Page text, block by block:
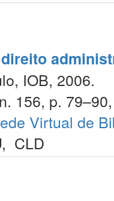
IOB, 2006.
156, p.
Virtual de
, CLD